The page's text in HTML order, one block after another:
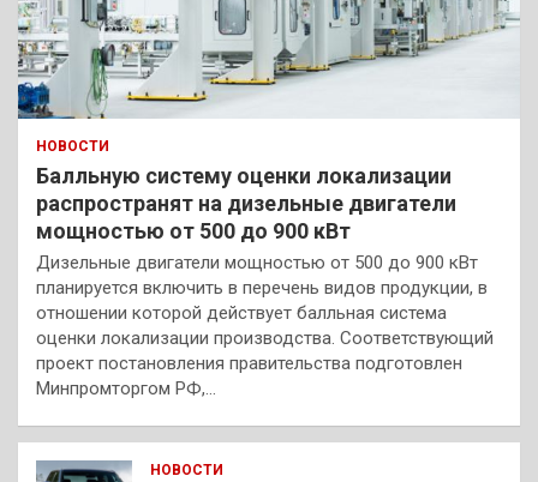
НОВОСТИ
Балльную систему оценки локализации
распространят на дизельные двигатели
мощностью от 500 до 900 кВт
Дизельные двигатели мощностью от 500 до 900 кВт
планируется включить в перечень видов продукции, в
отношении которой действует балльная система
оценки локализации производства. Соответствующий
проект постановления правительства подготовлен
Минпромторгом РФ,…
НОВОСТИ